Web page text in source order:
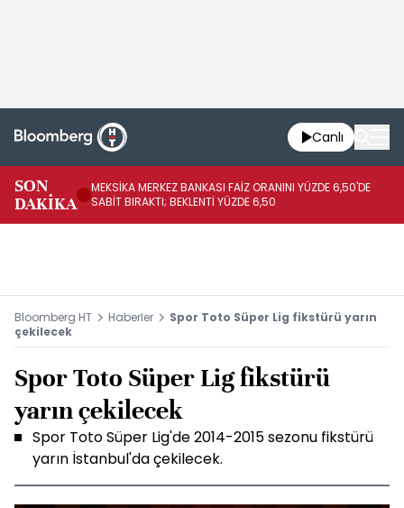
Canlı
SON
DAKİKA
MEKSİKA MERKEZ BANKASI FAİZ ORANINI YÜZDE 6,50'DE
SABİT BIRAKTI; BEKLENTİ YÜZDE 6,50
Bloomberg HT Haberler
Spor Toto Süper Lig fikstürü yarın
çekilecek
Spor Toto Süper Lig fikstürü
yarın çekilecek
Spor Toto Süper Lig'de 2014-2015 sezonu fikstürü
yarın İstanbul'da çekilecek.